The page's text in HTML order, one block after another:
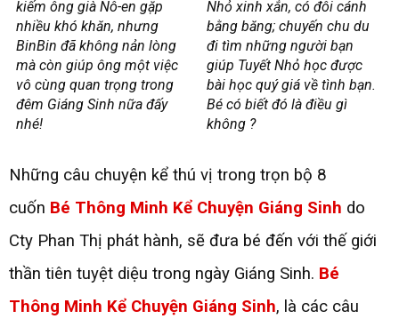
kiếm ông già Nô-en gặp
nhiều khó khăn, nhưng
BinBin đã không nản lòng
mà còn giúp ông một việc
vô cùng quan trọng trong
đêm Giáng Sinh nữa đấy
nhé!
Nhỏ xinh xắn, có đôi cánh
bằng băng; chuyến chu du
đi tìm những người bạn
giúp Tuyết Nhỏ học được
bài học quý giá về tình bạn.
Bé có biết đó là điều gì
không ?
Những câu chuyện kể thú vị trong trọn bộ 8
cuốn Bé Thông Minh Kể Chuyện Giáng Sinh do
Cty Phan Thị phát hành, sẽ đưa bé đến với thế giới
thần tiên tuyệt diệu trong ngày Giáng Sinh. Bé
Thông Minh Kể Chuyện Giáng Sinh, là các câu